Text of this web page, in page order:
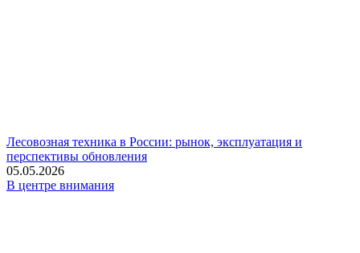
Лесовозная техника в России: рынок, эксплуатация и
перспективы обновления
05.05.2026
В центре внимания